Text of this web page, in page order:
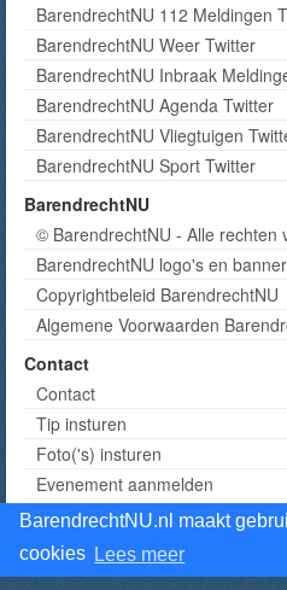
BarendrechtNU.nl maakt
cookies Lees meer
BarendrechtNU 112 Meldingen
BarendrechtNU Weer Twitter
BarendrechtNU Inbraak
BarendrechtNU Agenda Twitter
BarendrechtNU Vliegtuigen
BarendrechtNU Sport Twitter
BarendrechtNU
© BarendrechtNU - Alle rechten
BarendrechtNU logo's en
Copyrightbeleid BarendrechtNU
Algemene Voorwaarden
Contact
Contact
Tip insturen
Foto('s) insturen
Evenement aanmelden
Informatie aanvragen adverteren